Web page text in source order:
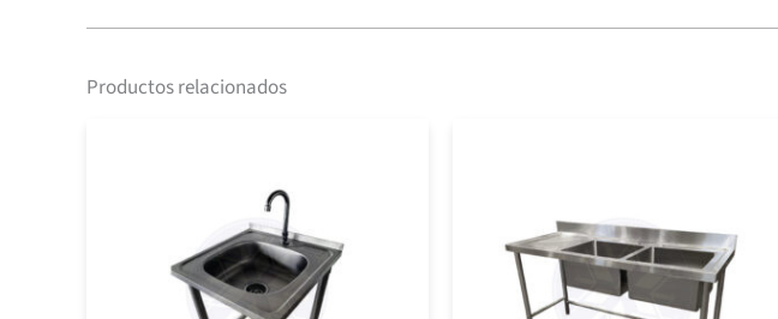
Productos relacionados